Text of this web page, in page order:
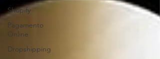
Shopify
Pagamento
Online
Dropshipping